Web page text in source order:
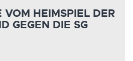
VOM HEIMSPIEL DER
GEGEN DIE SG